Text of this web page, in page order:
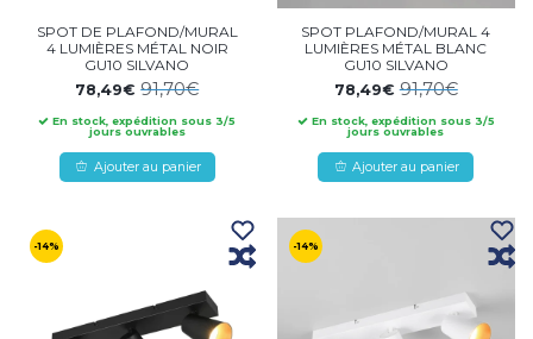
SPOT DE PLAFOND/MURAL
4 LUMIÈRES MÉTAL NOIR
GU10 SILVANO
78,49€91,70€
En stock, expédition sous 3/5
jours ouvrables
Ajouter au panier
SPOT PLAFOND/MURAL 4
LUMIÈRES MÉTAL BLANC
GU10 SILVANO
78,49€91,70€
En stock, expédition sous 3/5
jours ouvrables
Ajouter au panier
-14% -14%